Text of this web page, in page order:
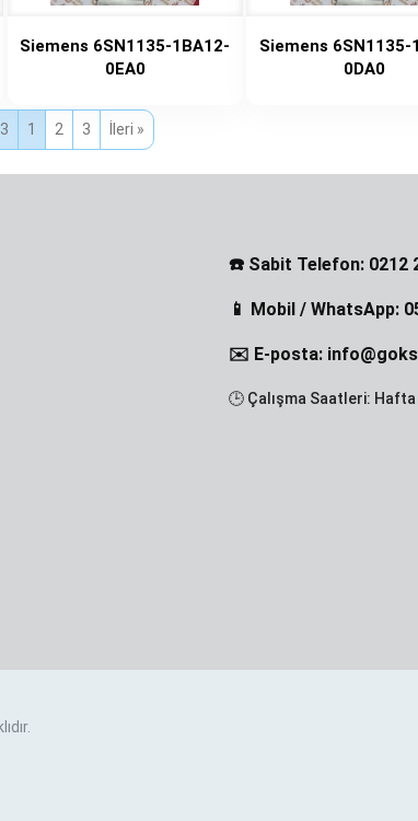
Siemens 6SN1135-1BA12-
0EA0
Siemens 6SN1135-
0DA0
1 2 3 İleri »
☎️ Sabit Telefon: 0212
📱 Mobil / WhatsApp:
✉️ E-posta:
🕒 Çalışma Saatleri: